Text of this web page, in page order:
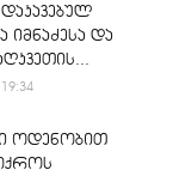
დაკავებულ
და
ოდენობით